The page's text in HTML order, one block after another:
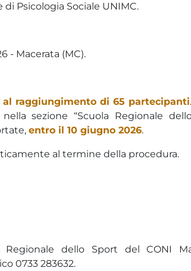
di Psicologia Sociale UNIMC.
- Macerata (MC).
al raggiungimento di 65 partecipanti
nella sezione “Scuola Regionale
entro il 10 giugno 2026.
al termine della procedura.
dello Sport del CONI
0733 283632.